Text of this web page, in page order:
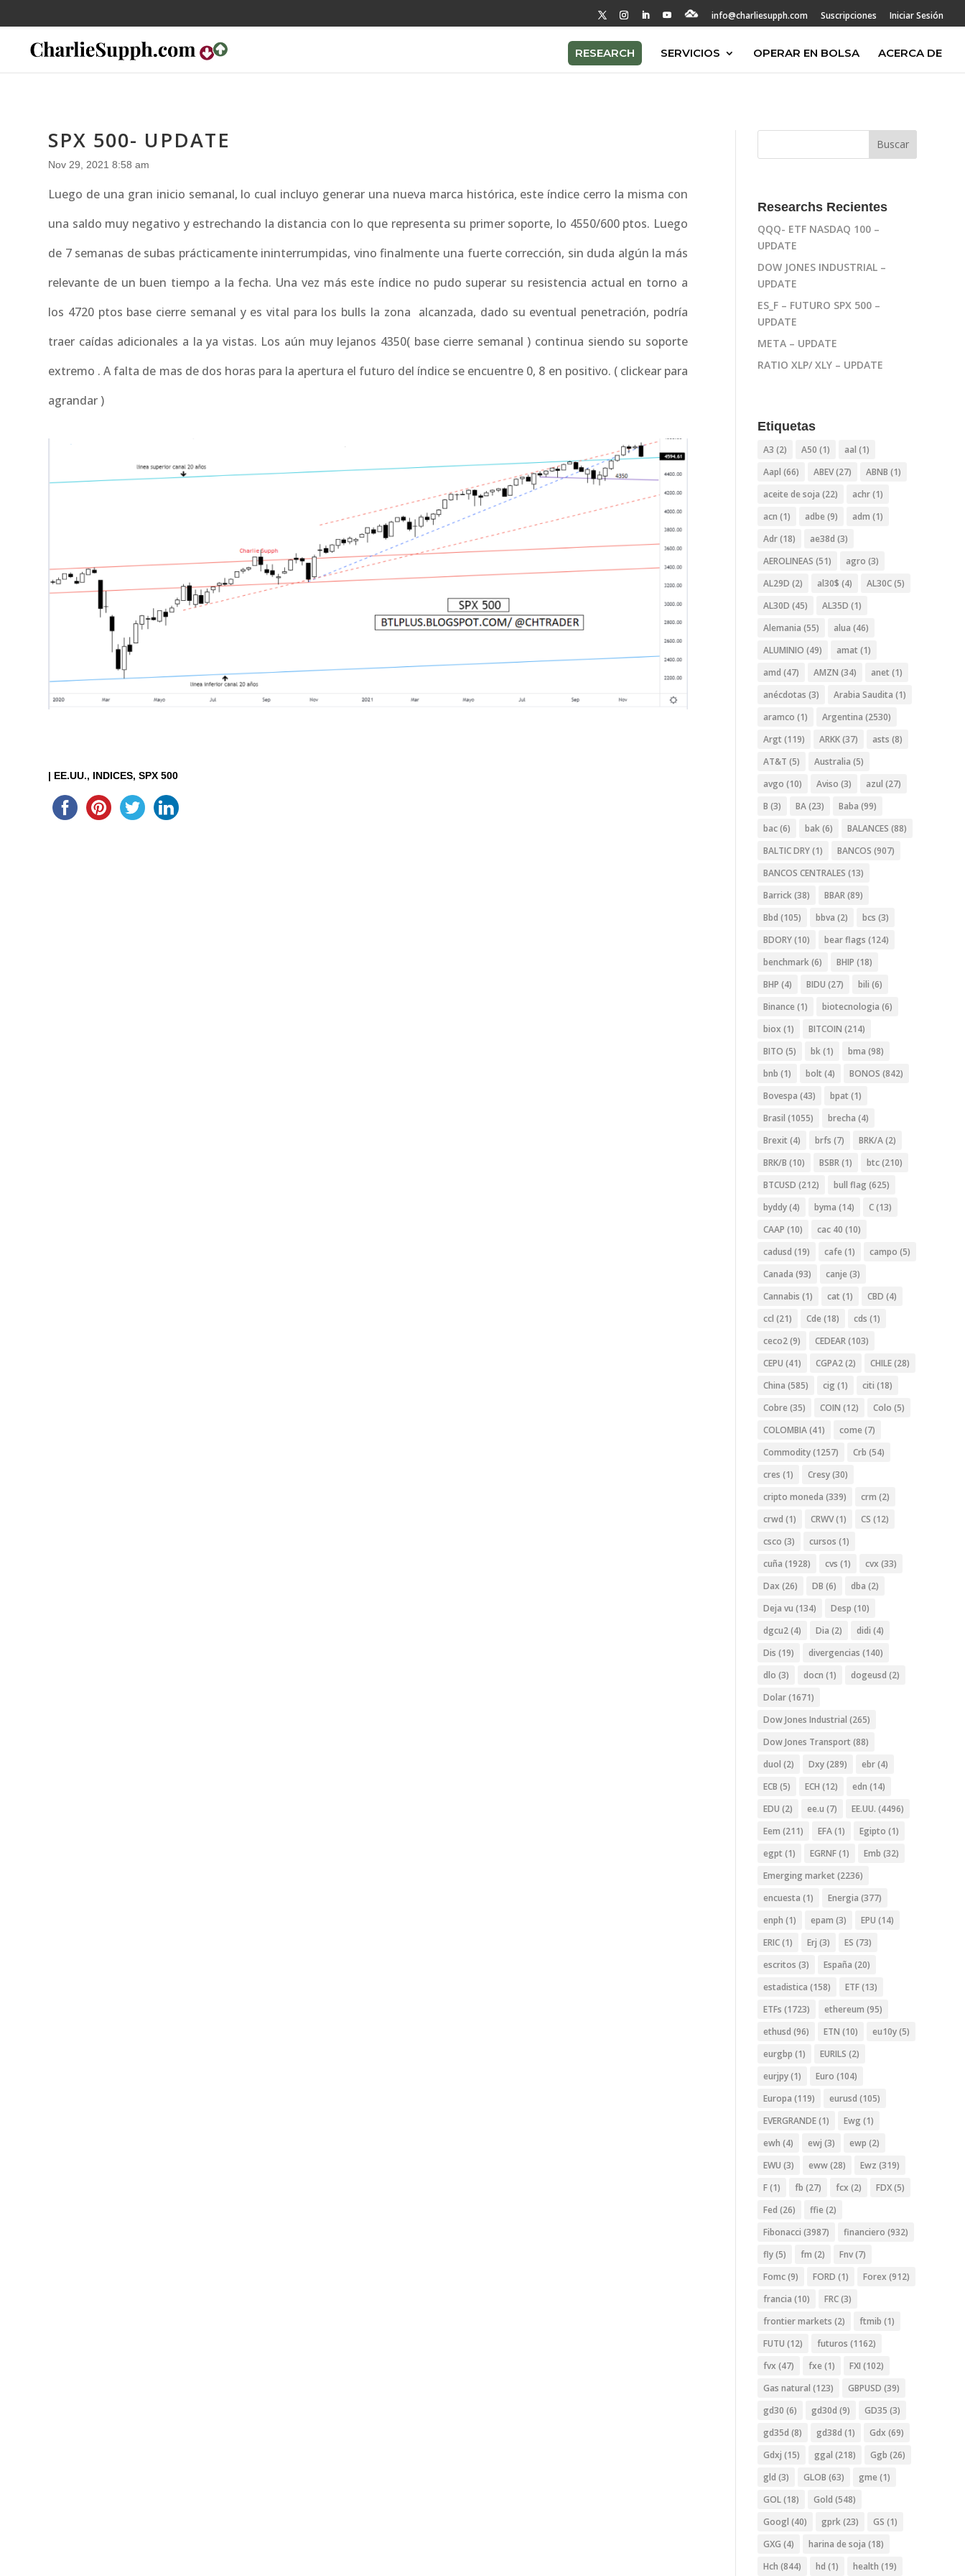
info@charliesupph.com Suscripciones Iniciar Sesión
RESEARCH SERVICIOS OPERAR EN BOLSA ACERCA DE
SPX 500- UPDATE
Nov 29, 2021 8:58 am
Luego de una gran inicio semanal, lo cual incluyo generar una nueva marca histórica, este índice cerro la misma con
una saldo muy negativo y estrechando la distancia con lo que representa su primer soporte, lo 4550/600 ptos. Luego
de 7 semanas de subas prácticamente ininterrumpidas, vino finalmente una fuerte corrección, sin duda algún la más
relevante de un buen tiempo a la fecha. Una vez más este índice no pudo superar su resistencia actual en torno a
los 4720 ptos base cierre semanal y es vital para los bulls la zona alcanzada, dado su eventual penetración, podría
traer caídas adicionales a la ya vistas. Los aún muy lejanos 4350( base cierre semanal ) continua siendo su soporte
extremo . A falta de mas de dos horas para la apertura el futuro del índice se encuentre 0, 8 en positivo. ( clickear para
agrandar )
| EE.UU. INDICES SPX 500
Researchs Recientes
QQQ- ETF NASDAQ 100 –
UPDATE
DOW JONES INDUSTRIAL –
UPDATE
ES_F – FUTURO SPX 500 –
UPDATE
META – UPDATE
RATIO XLP/ XLY – UPDATE
Etiquetas
A3 (2) A50 (1) aal (1)
Aapl (66) ABEV(27) ABNB (1)
aceite de soja (22) achr(1)
acn (1) adbe (9) adm (1)
Adr(18) ae38d (3)
AEROLINEAS (51) agro (3)
AL29D (2) al30$ (4) AL30C(5)
AL30D (45) AL35D (1)
Alemania (55) alua (46)
ALUMINIO (49) amat (1)
amd (47) AMZN (34) anet (1)
anécdotas (3) Arabia Saudita (1)
aramco (1) Argentina (2530)
Argt (119) ARKK(37) asts (8)
AT&T (5) Australia (5)
avgo (10) Aviso (3) azul (27)
B (3) BA(23) Baba (99)
bac(6) bak(6) BALANCES (88)
BALTIC DRY(1) BANCOS (907)
BANCOS CENTRALES (13)
Barrick(38) BBAR(89)
Bbd (105) bbva (2) bcs (3)
BDORY(10) bear flags (124)
benchmark(6) BHIP (18)
BHP (4) BIDU (27) bili (6)
Binance (1) biotecnologia (6)
biox (1) BITCOIN (214)
BITO (5) bk(1) bma (98)
bnb (1) bolt (4) BONOS (842)
Bovespa (43) bpat (1)
Brasil (1055) brecha (4)
Brexit (4) brfs (7) BRK/A(2)
BRK/B (10) BSBR(1) btc(210)
BTCUSD (212) bull flag (625)
byddy(4) byma (14) C(13)
CAAP (10) cac 40 (10)
cadusd (19) cafe (1) campo (5)
Canada (93) canje (3)
Cannabis (1) cat (1) CBD (4)
ccl (21) Cde (18) cds (1)
ceco2(9) CEDEAR(103)
CEPU (41) CGPA2(2) CHILE(28)
China (585) cig (1) citi (18)
Cobre (35) COIN (12) Colo (5)
COLOMBIA(41) come (7)
Commodity(1257) Crb (54)
cres (1) Cresy(30)
cripto moneda (339) crm (2)
crwd (1) CRWV(1) CS (12)
csco (3) cursos (1)
cuña (1928) cvs (1) cvx (33)
Dax (26) DB (6) dba (2)
Deja vu (134) Desp (10)
dgcu2(4) Dia (2) didi (4)
Dis (19) divergencias (140)
dlo (3) docn (1) dogeusd (2)
Dolar(1671)
Dow Jones Industrial (265)
Dow Jones Transport (88)
duol (2) Dxy(289) ebr(4)
ECB (5) ECH (12) edn (14)
EDU (2) ee.u (7) EE.UU. (4496)
Eem (211) EFA(1) Egipto (1)
egpt (1) EGRNF(1) Emb (32)
Emerging market (2236)
encuesta (1) Energia (377)
enph (1) epam (3) EPU (14)
ERIC(1) Erj (3) ES (73)
escritos (3) España (20)
estadistica (158) ETF(13)
ETFs (1723) ethereum (95)
ethusd (96) ETN (10) eu10y(5)
eurgbp (1) EURILS (2)
eurjpy(1) Euro (104)
Europa (119) eurusd (105)
EVERGRANDE(1) Ewg (1)
ewh (4) ewj (3) ewp (2)
EWU (3) eww(28) Ewz (319)
F(1) fb (27) fcx (2) FDX(5)
Fed (26) ffie (2)
Fibonacci (3987) financiero (932)
fly(5) fm (2) Fnv(7)
Fomc(9) FORD (1) Forex (912)
francia (10) FRC(3)
frontier markets (2) ftmib (1)
FUTU (12) futuros (1162)
fvx (47) fxe (1) FXI (102)
Gas natural (123) GBPUSD (39)
gd30 (6) gd30d (9) GD35 (3)
gd35d (8) gd38d (1) Gdx (69)
Gdxj (15) ggal (218) Ggb (26)
gld (3) GLOB (63) gme (1)
GOL(18) Gold (548)
Googl (40) gprk(23) GS (1)
GXG (4) harina de soja (18)
Hch (844) hd (1) health (19)